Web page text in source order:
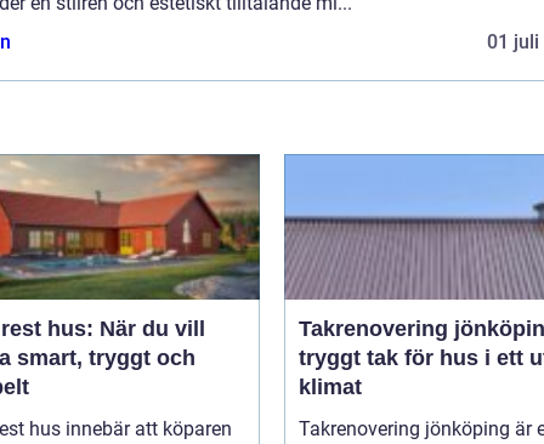
01 juli
hus: När du vill
smart, tryggt och
hus innebär att köparen
Takrenovering
tryggt tak för hus i ett
klimat
Takrenovering jönköping är